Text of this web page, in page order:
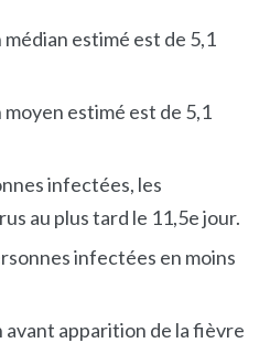
estimé est de 5,1
estimé est de 5,1
infectées, les
au plus tard le 11,5e jour.
infectées en moins
avant apparition de la fièvre